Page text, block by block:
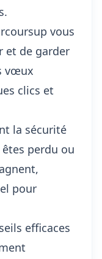
vous
et de garder
vœux
clics et
la sécurité
êtes perdu ou
pour
efficaces